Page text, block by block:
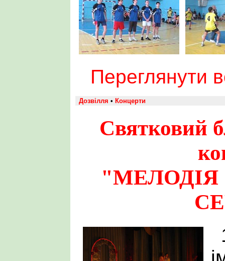
Переглянути
Дозвілля • Концерти
Святковий
"МЕЛОДІЯ